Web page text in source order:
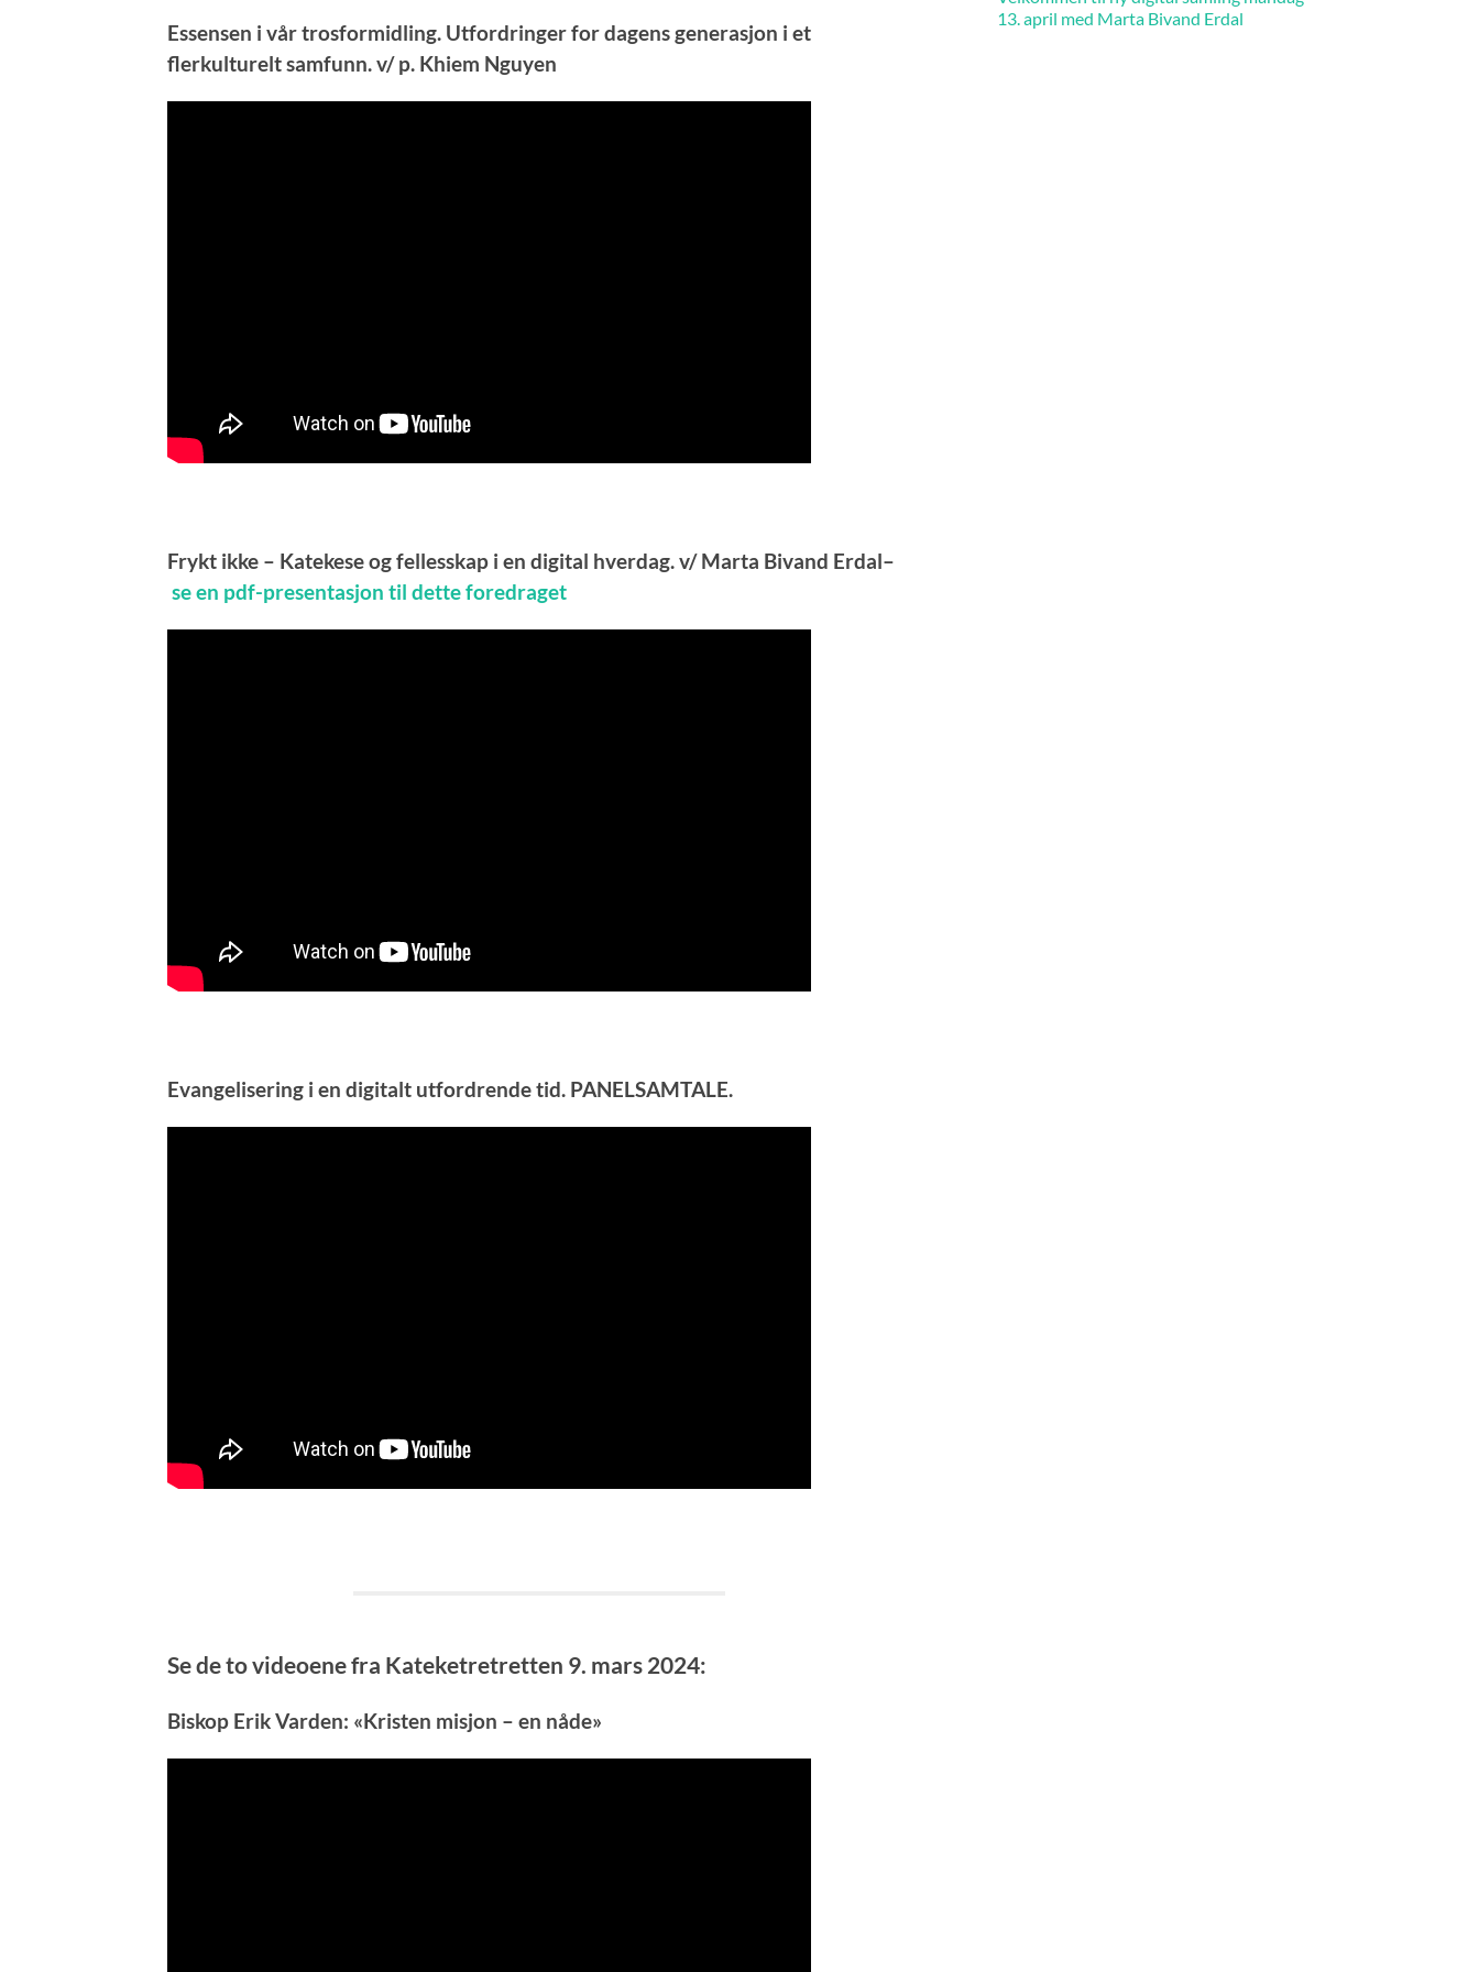
Essensen i vår trosformidling. Utfordringer for dagens generasjon i et
flerkulturelt samfunn. v/ p. Khiem Nguyen
Frykt ikke – Katekese og fellesskap i en digital hverdag. v/ Marta Bivand Erdal–
se en pdf-presentasjon til dette foredraget
Evangelisering i en digitalt utfordrende tid. PANELSAMTALE.
Se de to videoene fra Kateketretretten 9. mars 2024:
Biskop Erik Varden: «Kristen misjon – en nåde»
13. april med Marta Bivand Erdal